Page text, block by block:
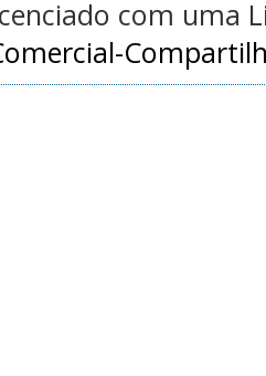
com uma